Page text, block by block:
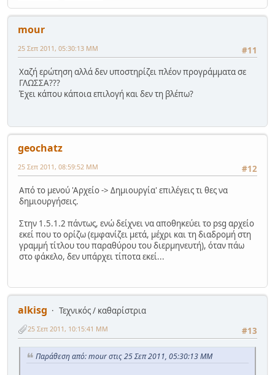
mour
#11
25 Σεπ 2011, 05:30:13 ΜΜ
Χαζή ερώτηση αλλά δεν υποστηρίζει πλέον προγράμματα σε
ΓΛΩΣΣΑ???
Έχει κάπου κάποια επιλογή και δεν τη βλέπω?
geochatz
#12
25 Σεπ 2011, 08:59:52 ΜΜ
Από το μενού 'Αρχείο -> Δημιουργία' επιλέγεις τι θες να
δημιουργήσεις.
Στην 1.5.1.2 πάντως, ενώ δείχνει να αποθηκεύει το psg αρχείο
εκεί που το ορίζω (εμφανίζει μετά, μέχρι και τη διαδρομή στη
γραμμή τίτλου του παραθύρου του διερμηνευτή), όταν πάω
στο φάκελο, δεν υπάρχει τίποτα εκεί...
alkisg
Τεχνικός / καθαρίστρια
#13
25 Σεπ 2011, 10:15:41 ΜΜ
Παράθεση από: mour στις 25 Σεπ 2011, 05:30:13 ΜΜ